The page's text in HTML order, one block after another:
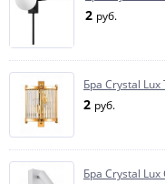
2 руб.
Бра Crystal Lux
2 руб.
Бра Crystal Lux